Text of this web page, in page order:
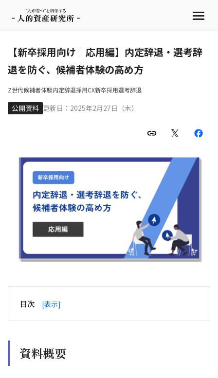
【新卒採用向け｜応用編】内定辞退・選考辞
退を防ぐ、候補者体験の高め方
Z世代候補者体験内定辞退採用CX新卒採用選考辞退
公開資料 更新日：2025年2月27日（木）
目次
資料概要